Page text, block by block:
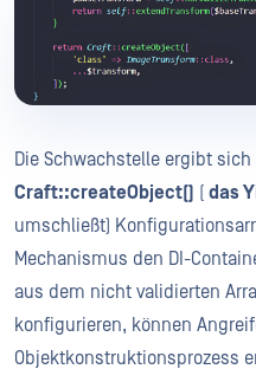
Die Schwachstelle ergibt
Craft::createObject() ( das
umschließt)
Mechanismus den DI-
aus dem nicht validierten
konfigurieren, können
Objektkonstruktionsprozess